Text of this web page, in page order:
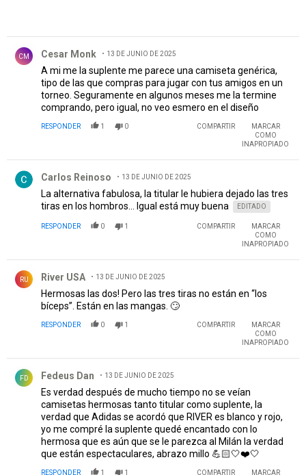
CM Cesar Monk 13 DE JUNIO DE 2025
A mi me la suplente me parece una camiseta genérica,
tipo de las que compras para jugar con tus amigos en un
torneo. Seguramente en algunos meses me la termine
comprando, pero igual, no veo esmero en el diseño
RESPONDER 1 0 COMPARTIR
MARCAR
COMO
INAPROPIADO
Carlos Reinoso 13 DE JUNIO DE 2025
La alternativa fabulosa, la titular le hubiera dejado las tres
tiras en los hombros... Igual está muy buena
EDITADO
RESPONDER 0 1 COMPARTIR
MARCAR
COMO
INAPROPIADO
RU River USA 13 DE JUNIO DE 2025
Hermosas las dos! Pero las tres tiras no están en “los
bíceps”. Están en las mangas. 🙄
RESPONDER 0 1 COMPARTIR
MARCAR
COMO
INAPROPIADO
FD Fedeus Dan 13 DE JUNIO DE 2025
Es verdad después de mucho tiempo no se veían
camisetas hermosas tanto titular como suplente, la
verdad que Adidas se acordó que RIVER es blanco y rojo,
yo me compré la suplente quedé encantado con lo
hermosa que es aún que se le parezca al Milán la verdad
que están espectaculares, abrazo millo 💪🏻🤍❤️🤍
RESPONDER 1 1 COMPARTIR MARCAR